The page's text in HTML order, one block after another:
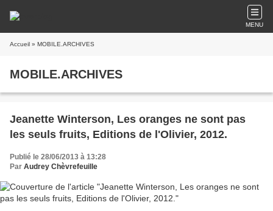
MENU
Accueil » MOBILE.ARCHIVES
MOBILE.ARCHIVES
Jeanette Winterson, Les oranges ne sont pas
les seuls fruits, Editions de l'Olivier, 2012.
Publié le 28/06/2013 à 13:28
Par Audrey Chèvrefeuille